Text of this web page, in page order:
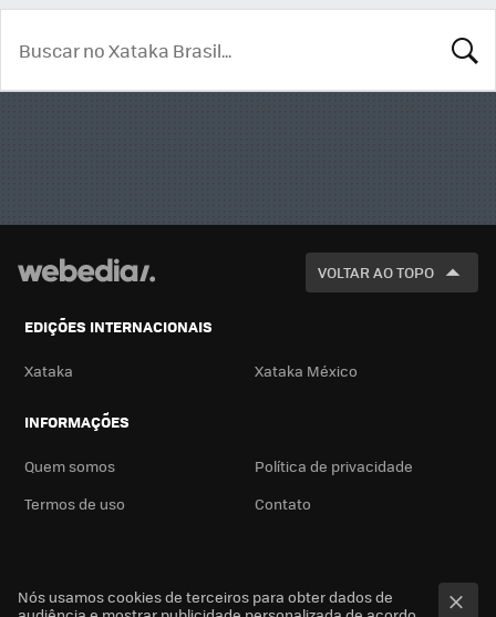
VOLTAR AO TOPO
EDIÇÕES INTERNACIONAIS
Xataka Xataka México
INFORMAÇÕES
Quem somos
Política de privacidade
Termos de uso
Contato
Nós usamos cookies de terceiros para obter dados de